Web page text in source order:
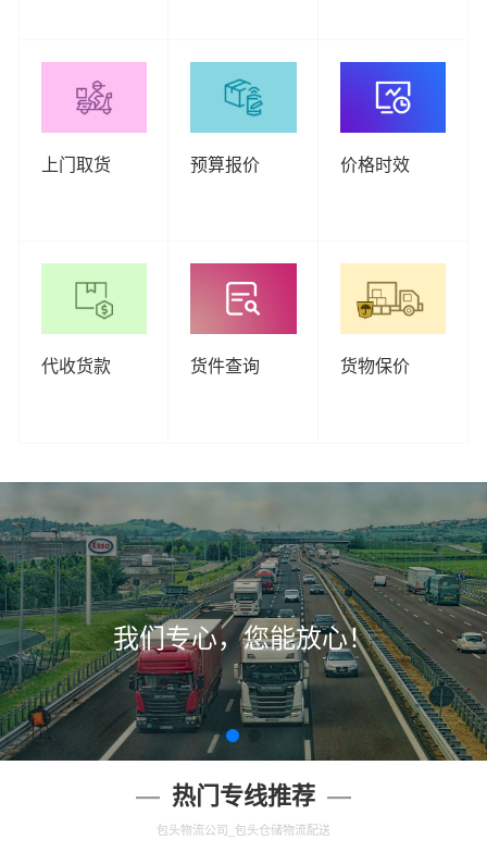
上门取货 预算报价 价格时效
代收货款 货件查询 货物保价
我们专心，您能放心！
热门专线推荐
包头物流公司_包头仓储物流配送